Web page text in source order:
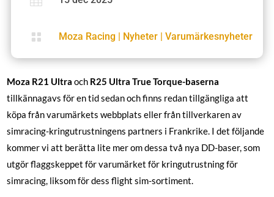
 Moza Racing | Nyheter | Varumärkesnyheter
Moza R21 Ultra och R25 Ultra True Torque-baserna
tillkännagavs för en tid sedan och finns redan tillgängliga att
köpa från varumärkets webbplats eller från tillverkaren av
simracing-kringutrustningens partners i Frankrike. I det följande
kommer vi att berätta lite mer om dessa två nya DD-baser, som
utgör flaggskeppet för varumärket för kringutrustning för
simracing, liksom för dess flight sim-sortiment.